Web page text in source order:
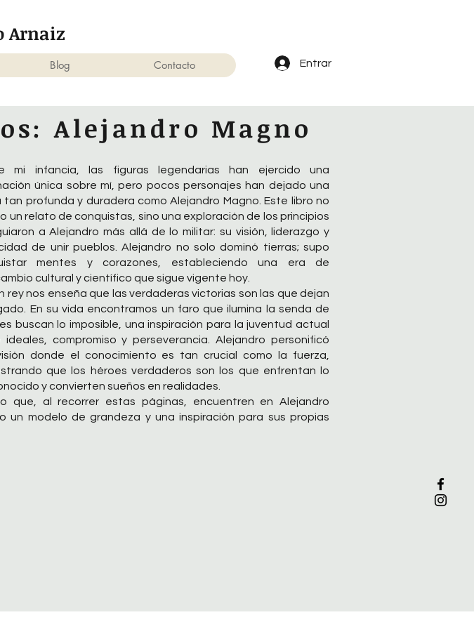
Arnaiz
Blog Contacto Entrar
Alejandro Magno
mi infancia, las figuras legendarias han ejercido una
única sobre mí, pero pocos personajes han dejado una
tan profunda y duradera como Alejandro Magno. Este libro no
un relato de conquistas, sino una exploración de los principios
a Alejandro más allá de lo militar: su visión, liderazgo y
de unir pueblos. Alejandro no solo dominó tierras; supo
mentes y corazones, estableciendo una era de
cultural y científico que sigue vigente hoy.
rey nos enseña que las verdaderas victorias son las que dejan
En su vida encontramos un faro que ilumina la senda de
buscan lo imposible, una inspiración para la juventud actual
ideales, compromiso y perseverancia. Alejandro personificó
donde el conocimiento es tan crucial como la fuerza,
que los héroes verdaderos son los que enfrentan lo
y convierten sueños en realidades.
que, al recorrer estas páginas, encuentren en Alejandro
un modelo de grandeza y una inspiración para sus propias